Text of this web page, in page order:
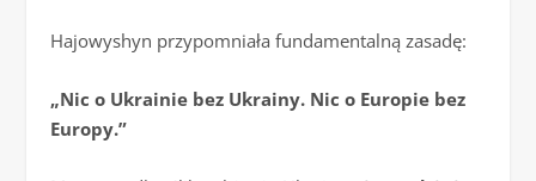
Hajowyshyn przypomniała fundamentalną zasadę:
„Nic o Ukrainie bez Ukrainy. Nic o Europie bez
Europy.”